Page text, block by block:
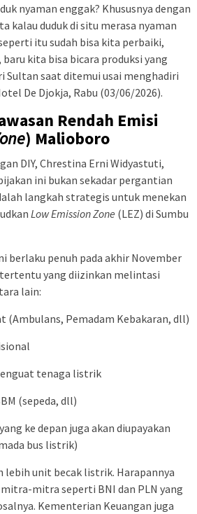
nyaman enggak? Khususnya dengan
kalau duduk di situ merasa nyaman
itu sudah bisa kita perbaiki,
kita bisa bicara produksi yang
Sultan saat ditemui usai menghadiri
De Djokja, Rabu (03/06/2026).
Rendah Emisi
) Malioboro
DIY, Chrestina Erni Widyastuti,
ini bukan sekadar pergantian
langkah strategis untuk menekan
Low Emission Zone (LEZ) di Sumbu
berlaku penuh pada akhir November
tertentu yang diizinkan melintasi
lain:
(Ambulans, Pemadam Kebakaran, dll)
tenaga listrik
(sepeda, dll)
ke depan juga akan diupayakan
bus listrik)
lebih unit becak listrik. Harapannya
mitra seperti BNI dan PLN yang
Kementerian Keuangan juga